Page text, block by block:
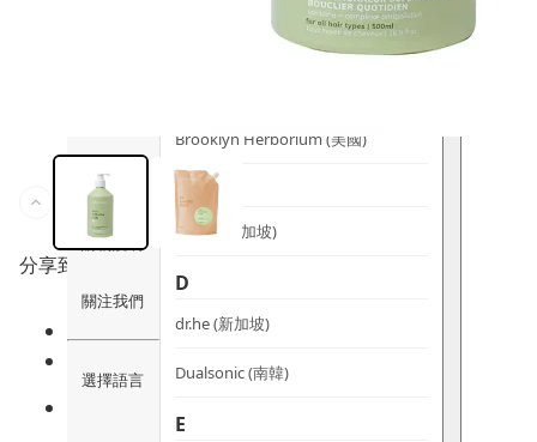
客服資訊
購物說明
關注我們
選擇語言
Bondi Wash (澳洲)
Brooklyn Herborium (美國)
C
CERM (新加坡)
D
dr.he (新加坡)
Dualsonic (南韓)
E
分享到